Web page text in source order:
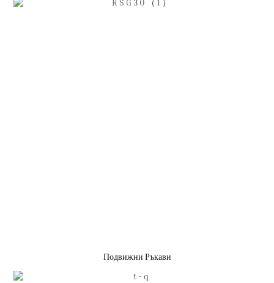
Подвижни Ръкави